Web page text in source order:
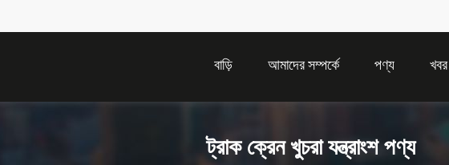
বাড়ি আমাদের সম্পর্কে পণ্য খবর
ট্রাক ক্রেন খুচরা যন্ত্রাংশ পণ্য